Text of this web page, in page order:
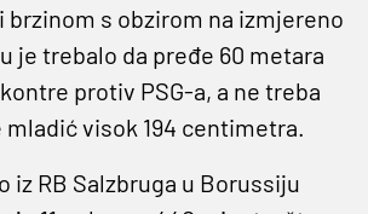
brzinom s obzirom na izmjereno
je trebalo da pređe 60 metara
protiv PSG-a, a ne treba
visok 194 centimetra.
iz RB Salzbruga u Borussiju